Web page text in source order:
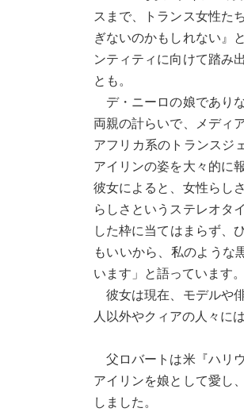
スまで、トランス女性た
ぎないのかもしれない』
ンティティに向けて踏み
とも。
デ・ニーロの娘であり
両親の計らいで、メディ
アフリカ系のトランスジ
アイリンの姿を大々的に
彼女によると、女性らし
らしさというステレオタ
した枠に当てはまらず、
もいいから、私のような
います」と語っています。
彼女は現在、モデルや
人以外やクィアの人々に
父ロバートは米『ハリ
アイリンを娘として愛し
しました。